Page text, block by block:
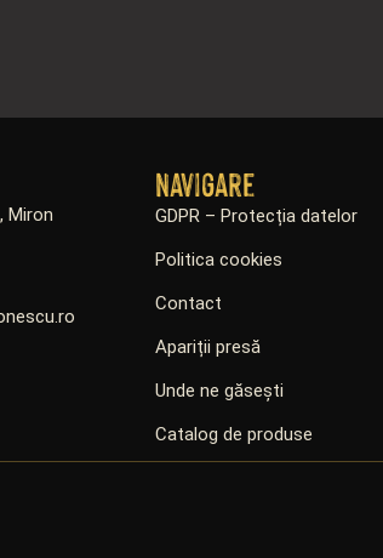
Miron
Navigare
GDPR – Protecția datelor
Politica cookies
Contact
Apariții presă
Unde ne găsești
Catalog de produse